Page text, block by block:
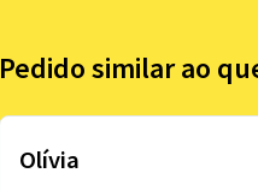
Pedido similar ao
Olívia